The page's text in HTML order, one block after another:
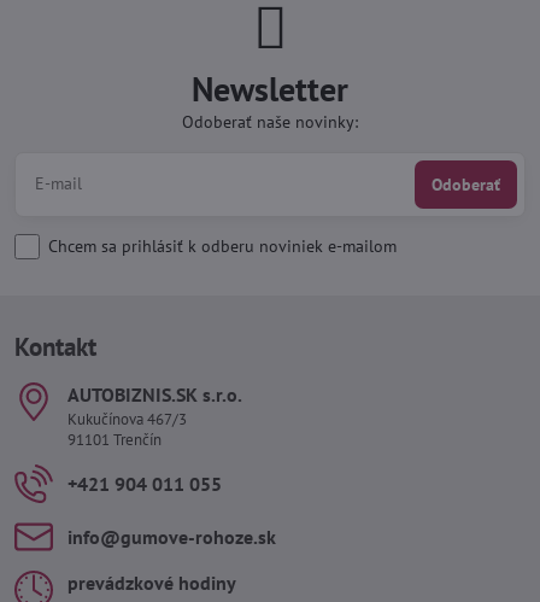
Newsletter
Odoberať naše novinky:
Odoberať
Chcem sa prihlásiť k odberu noviniek e-mailom
Kontakt
AUTOBIZNIS​.SK s​.r​.o​.
Kukučínova 467/3
91101 Trenčín
+421 904 011 055
info​@gumove-rohoze​.sk
prevádzkové hodiny